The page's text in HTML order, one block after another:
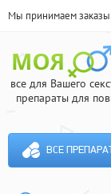
Мы принимаем заказы
все для Вашего
препараты для
ВСЕ